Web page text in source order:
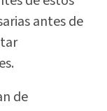
antes de
de